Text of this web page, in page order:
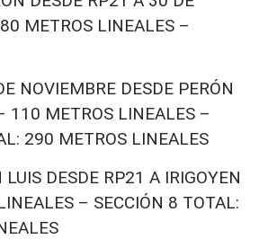
METROS LINEALES –
NOVIEMBRE DESDE PERÓN
110 METROS LINEALES –
290 METROS LINEALES
DESDE RP21 A IRIGOYEN
– SECCIÓN 8 TOTAL: